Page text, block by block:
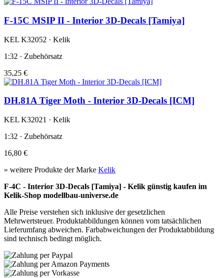
F-15C MSIP II - Interior 3D-Decals [Tamiya]
KEL K32052 · Kelik
1:32 · Zubehörsatz
35,25 €
DH.81A Tiger Moth - Interior 3D-Decals [ICM]
KEL K32021 · Kelik
1:32 · Zubehörsatz
16,80 €
» weitere Produkte der Marke Kelik
F-4C - Interior 3D-Decals [Tamiya] - Kelik günstig kaufen im
Kelik-Shop modellbau-universe.de
Alle Preise verstehen sich inklusive der gesetzlichen
Mehrwertsteuer. Produktabbildungen können vom tatsächlichen
Lieferumfang abweichen. Farbabweichungen der Produktabbildung
sind technisch bedingt möglich.